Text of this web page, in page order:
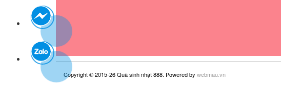
Copyright © 2015-26 Quà sinh nhật 888. Powered by webmau.vn